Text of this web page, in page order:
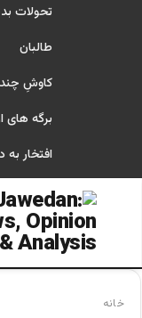
تحولات
طالبان
کاوشِ
برگه های
افتخار به
جستجو برای
خانه